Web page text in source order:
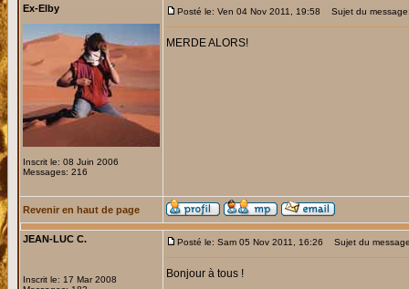
Ex-Elby
Inscrit le: 08 Juin 2006
Messages: 216
Posté le: Ven 04 Nov 2011, 19:58 Sujet du
MERDE ALORS!
Revenir en haut de page
JEAN-LUC C.
Inscrit le: 17 Mar 2008
Posté le: Sam 05 Nov 2011, 16:26 Sujet du
Bonjour à tous !